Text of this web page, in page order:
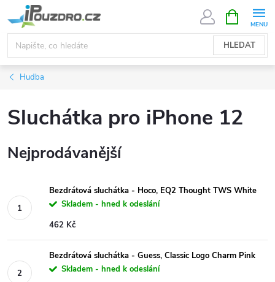
na
obsah
HLEDAT
NÁKUPNÍ
KOŠÍK
Hudba
Sluchátka pro iPhone 12
Nejprodávanější
Bezdrátová sluchátka - Hoco, EQ2 Thought TWS White
Skladem - hned k odeslání
462 Kč
Bezdrátová sluchátka - Guess, Classic Logo Charm Pink
Skladem - hned k odeslání